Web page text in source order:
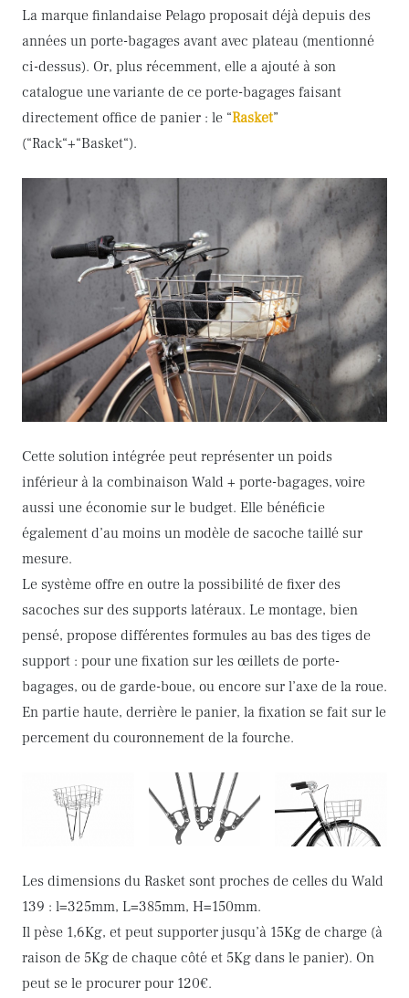
La marque finlandaise Pelago proposait déjà depuis des
années un porte-bagages avant avec plateau (mentionné
ci-dessus). Or, plus récemment, elle a ajouté à son
catalogue une variante de ce porte-bagages faisant
directement office de panier : le “Rasket”
(“Rack“+“Basket“).
Cette solution intégrée peut représenter un poids
inférieur à la combinaison Wald + porte-bagages, voire
aussi une économie sur le budget. Elle bénéficie
également d’au moins un modèle de sacoche taillé sur
mesure.
Le système offre en outre la possibilité de fixer des
sacoches sur des supports latéraux. Le montage, bien
pensé, propose différentes formules au bas des tiges de
support : pour une fixation sur les œillets de porte-
bagages, ou de garde-boue, ou encore sur l’axe de la roue.
En partie haute, derrière le panier, la fixation se fait sur le
percement du couronnement de la fourche.
Les dimensions du Rasket sont proches de celles du Wald
139 : l=325mm, L=385mm, H=150mm.
Il pèse 1,6Kg, et peut supporter jusqu’à 15Kg de charge (à
raison de 5Kg de chaque côté et 5Kg dans le panier). On
peut se le procurer pour 120€.